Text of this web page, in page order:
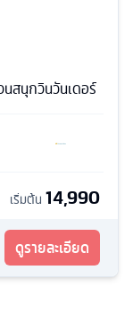
นสนุกวินวันเดอร์
เริ่มต้น 14,990
ดูรายละเอียด